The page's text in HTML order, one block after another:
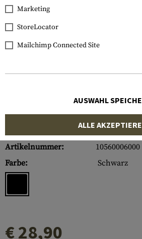
Artikelnummer:
10560006000
Farbe:
Schwarz
€ 28,90
Marketing
StoreLocator
Mailchimp Connected Site
AUSWAHL
ALLE